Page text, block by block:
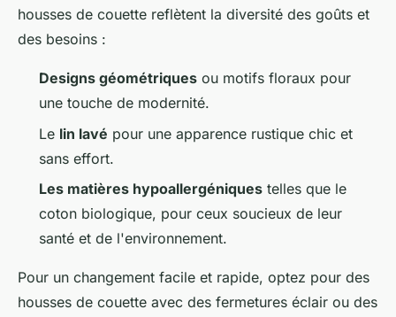
housses de couette reflètent la diversité des goûts et
des besoins :
Designs géométriques ou motifs floraux pour
une touche de modernité.
Le lin lavé pour une apparence rustique chic et
sans effort.
Les matières hypoallergéniques telles que le
coton biologique, pour ceux soucieux de leur
santé et de l'environnement.
Pour un changement facile et rapide, optez pour des
housses de couette avec des fermetures éclair ou des